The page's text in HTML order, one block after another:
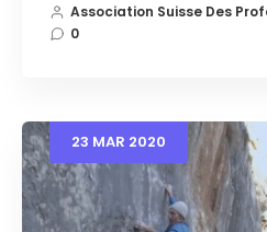
Association Suisse Des
0
23 MAR 2020